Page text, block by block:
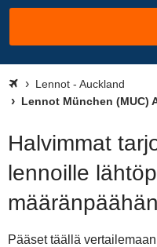
Lennot - Auckland
Lennot München (MUC)
Halvimmat
lennoille
Pääset täällä